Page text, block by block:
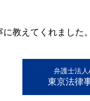
教えてくれました
弁護士法
東京法律